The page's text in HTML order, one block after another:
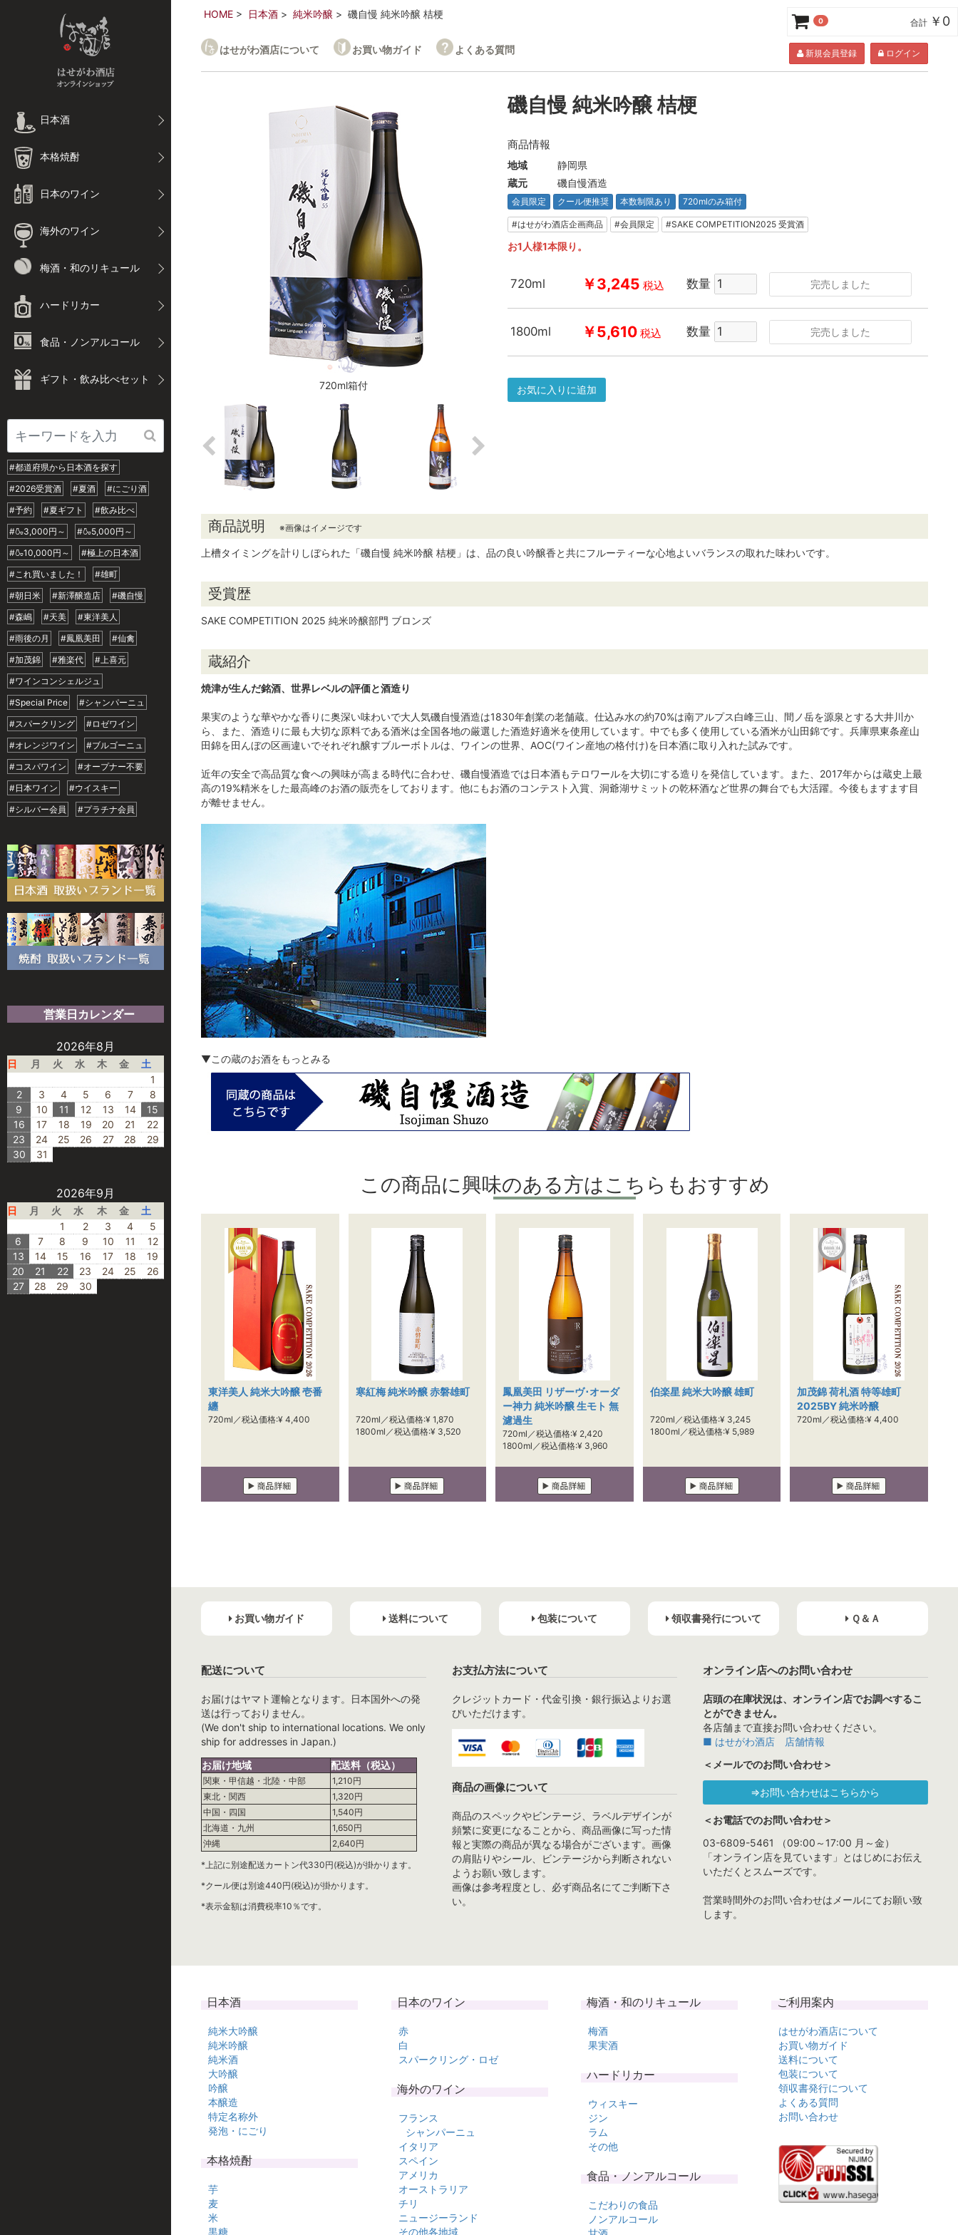
日本酒
本格焼酎
日本のワイン
海外のワイン
梅酒・和のリキュール
ハードリカー
食品・ノンアルコール
ギフト・飲み比べセット
#都道府県から日本酒を探す
#2026受賞酒
#夏酒
#にごり酒
#予約
#夏ギフト
#飲み比べ
#🍶3,000円～
#🍶5,000円～
#🍶10,000円～
#極上の日本酒
#これ買いました！
#雄町
#朝日米
#新澤醸造店
#磯自慢
#森嶋
#天美
#東洋美人
#雨後の月
#鳳凰美田
#仙禽
#加茂錦
#雅楽代
#上喜元
#ワインコンシェルジュ
#Special Price
#シャンパーニュ
#スパークリング
#ロゼワイン
#オレンジワイン
#ブルゴーニュ
#コスパワイン
#オープナー不要
#日本ワイン
#ウイスキー
#シルバー会員
#プラチナ会員
営業日カレンダー
2026年8月
日 月 火 水 木 金
土
1
2
3 4 5 6 7
8
9
10 11 12 13 14
15
16
17 18 19 20 21
22
23
24 25 26 27 28
29
30
31
2026年9月
日 月 火 水 木 金
土
1
2 3 4
5
6
7 8 9 10 11
12
13
14 15 16 17 18
19
20
21 22 23 24 25
26
27
28 29 30
HOME 日本酒 純米吟醸 磯自慢 純米吟醸 桔梗
はせがわ酒店について お買い物ガイド よくある質問 新規会員登録 ログイン
720ml箱付
磯自慢 純米吟醸 桔梗
商品情報
地域
静岡県
蔵元
磯自慢酒造
会員限定 クール便推奨 本数制限あり 720mlのみ箱付
#はせがわ酒店企画商品 #会員限定 #SAKE COMPETITION2025 受賞酒
お1人様1本限り。
720ml ￥3,245 税込 数量 完売しました
1800ml ￥5,610 税込 数量 完売しました
お気に入りに追加
商品説明 ※画像はイメージです
上槽タイミングを計りしぼられた「磯自慢 純米吟醸 桔梗」は、品の良い吟醸香と共にフルーティーな心地よいバランスの取れた味わいです。
受賞歴
SAKE COMPETITION 2025 純米吟醸部門 ブロンズ
蔵紹介
焼津が生んだ銘酒、世界レベルの評価と酒造り
果実のような華やかな香りに奥深い味わいで大人気磯自慢酒造は1830年創業の老舗蔵。仕込み水の約70%は南アルプス白峰三山、間ノ岳を源泉とする大井川か
ら、また、酒造りに最も大切な原料である酒米は全国各地の厳選した酒造好適米を使用しています。中でも多く使用している酒米が山田錦です。兵庫県東条産山
田錦を田んぼの区画違いでそれぞれ醸すブルーボトルは、ワインの世界、AOC(ワイン産地の格付け)を日本酒に取り入れた試みです。
近年の安全で高品質な食への興味が高まる時代に合わせ、磯自慢酒造では日本酒もテロワールを大切にする造りを発信しています。また、2017年からは蔵史上最
高の19%精米をした最高峰のお酒の販売をしております。他にもお酒のコンテスト入賞、洞爺湖サミットの乾杯酒など世界の舞台でも大活躍。今後もますます目
が離せません。
▼この蔵のお酒をもっとみる
この商品に興味のある方はこちらもおすすめ
東洋美人 純米大吟醸 壱番
纏
720ml／税込価格:¥ 4,400
寒紅梅 純米吟醸 赤磐雄町
720ml／税込価格:¥ 1,870
1800ml／税込価格:¥ 3,520
鳳凰美田 リザーヴ･オーダ
ー神力 純米吟醸 生モト 無
濾過生
720ml／税込価格:¥ 2,420
1800ml／税込価格:¥ 3,960
伯楽星 純米大吟醸 雄町
720ml／税込価格:¥ 3,245
1800ml／税込価格:¥ 5,989
加茂錦 荷札酒 特等雄町
2025BY 純米吟醸
720ml／税込価格:¥ 4,400
0 合計 ￥0
お買い物ガイド 送料について 包装について 領収書発行について Ｑ＆Ａ
配送について
お届けはヤマト運輸となります。日本国外への発
送は行っておりません。
(We don't ship to international locations. We only
ship for addresses in Japan.)
お届け地域
配送料（税込）
関東・甲信越・北陸・中部
1,210円
東北・関西
1,320円
中国・四国
1,540円
北海道・九州
1,650円
沖縄
2,640円
*上記に別途配送カートン代330円(税込)が掛かります。
*クール便は別途440円(税込)が掛かります。
*表示金額は消費税率10％です。
お支払方法について
クレジットカード・代金引換・銀行振込よりお選
びいただけます。
商品の画像について
商品のスペックやビンテージ、ラベルデザインが
頻繁に変更になることから、商品画像に写った情
報と実際の商品が異なる場合がございます。画像
の肩貼りやシール、ビンテージから判断されない
ようお願い致します。
画像は参考程度とし、必ず商品名にてご判断下さ
い。
オンライン店へのお問い合わせ
店頭の在庫状況は、オンライン店でお調べするこ
とができません。
各店舗まで直接お問い合わせください。
■ はせがわ酒店 店舗情報
＜メールでのお問い合わせ＞
⇒お問い合わせはこちらから
＜お電話でのお問い合わせ＞
03-6809-5461 （09:00～17:00 月～金）
「オンライン店を見ています」とはじめにお伝え
いただくとスムーズです。
営業時間外のお問い合わせはメールにてお願い致
します。
日本酒
純米大吟醸
純米吟醸
純米酒
大吟醸
吟醸
本醸造
特定名称外
発泡・にごり
本格焼酎
芋
麦
米
黒糖
日本のワイン
赤
白
スパークリング・ロゼ
海外のワイン
フランス
シャンパーニュ
イタリア
スペイン
アメリカ
オーストラリア
チリ
ニュージーランド
その他各地域
梅酒・和のリキュール
梅酒
果実酒
ハードリカー
ウィスキー
ジン
ラム
その他
食品・ノンアルコール
こだわりの食品
ノンアルコール
ご利用案内
はせがわ酒店について
お買い物ガイド
送料について
包装について
領収書発行について
よくある質問
お問い合わせ